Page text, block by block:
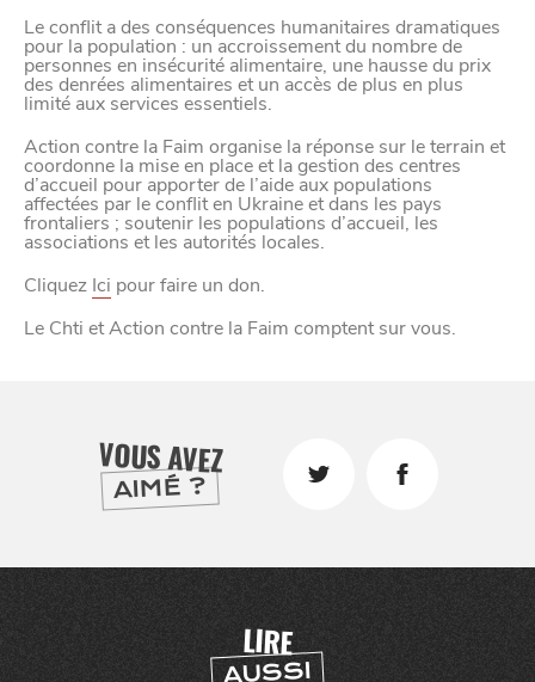
Le conflit a des conséquences humanitaires dramatiques
pour la population : un accroissement du nombre de
personnes en insécurité alimentaire, une hausse du prix
des denrées alimentaires et un accès de plus en plus
limité aux services essentiels.
Action contre la Faim organise la réponse sur le terrain et
coordonne la mise en place et la gestion des centres
d’accueil pour apporter de l’aide aux populations
affectées par le conflit en Ukraine et dans les pays
frontaliers ; soutenir les populations d’accueil, les
associations et les autorités locales.
Cliquez Ici pour faire un don.
Le Chti et Action contre la Faim comptent sur vous.
VOUS AVEZ
AIMÉ ?
LIRE
AUSSI